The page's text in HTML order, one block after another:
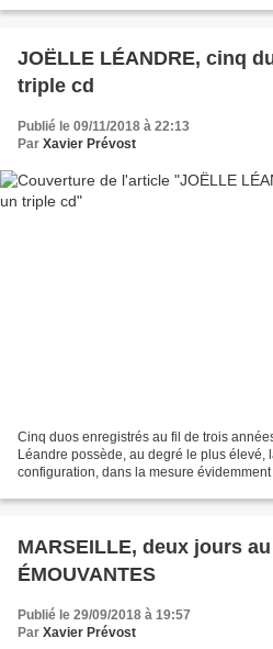
JOËLLE LÉANDRE, cinq
triple cd
Publié le 09/11/2018 à 22:13
Par Xavier Prévost
Cinq duos enregistrés au fil de trois
Léandre possède, au degré le plus élevé,
configuration, dans la mesure
MARSEILLE, deux jours
ÉMOUVANTES
Publié le 29/09/2018 à 19:57
Par Xavier Prévost